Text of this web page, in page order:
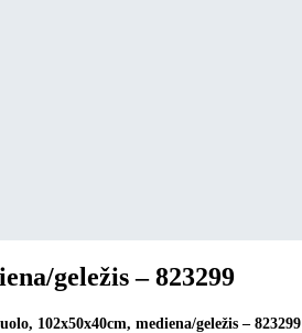
geležis – 823299
102x50x40cm, mediena/geležis – 823299